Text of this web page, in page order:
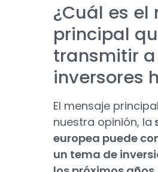
¿Cuál es el
principal
transmitir
inversores
El mensaje
nuestra opinión, la
europea puede
un tema de